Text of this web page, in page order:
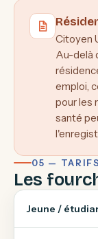
Citoyen
Au-delà
emploi,
pour les
santé
05 —
Les
Jeune /